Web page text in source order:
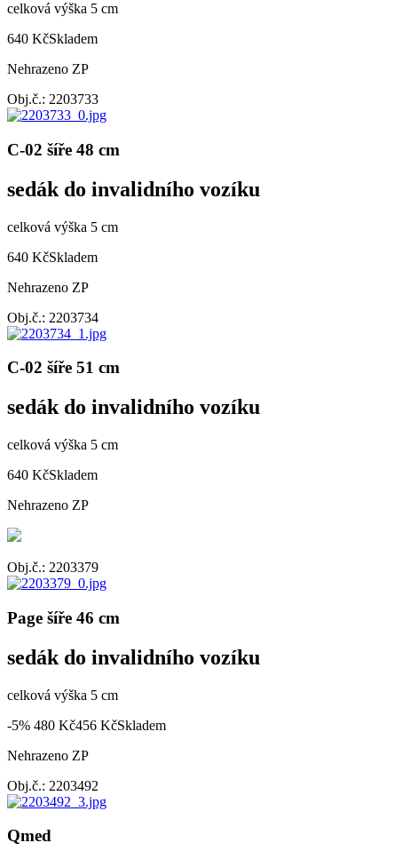
celková výška 5 cm
640 KčSkladem
Nehrazeno ZP
Obj.č.: 2203733
C-02 šíře 48 cm
sedák do invalidního vozíku
celková výška 5 cm
640 KčSkladem
Nehrazeno ZP
Obj.č.: 2203734
C-02 šíře 51 cm
sedák do invalidního vozíku
celková výška 5 cm
640 KčSkladem
Nehrazeno ZP
Obj.č.: 2203379
Page šíře 46 cm
sedák do invalidního vozíku
celková výška 5 cm
-5% 480 Kč456 KčSkladem
Nehrazeno ZP
Obj.č.: 2203492
Qmed